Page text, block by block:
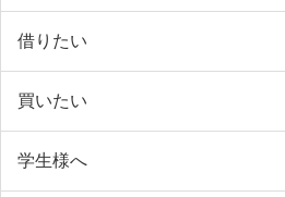
借りたい
買いたい
学生様へ